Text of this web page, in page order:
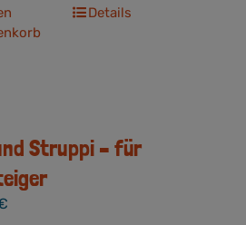
Details
Struppi – für